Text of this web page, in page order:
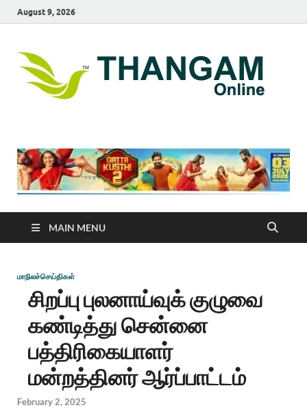
August 9, 2026
MAIN MENU
மாநிலச்செய்திகள்
சிறப்பு புலனாய்வுக் குழுவை
கண்டித்து சென்னை
பத்திரிகையாளர்
மன்றத்தினர் ஆர்ப்பாட்டம்
February 2, 2025